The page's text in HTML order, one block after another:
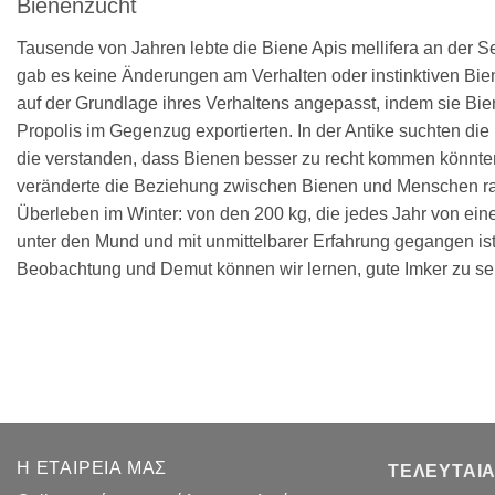
Bienenzucht
Tausende von Jahren lebte die Biene Apis mellifera an der
gab es keine Änderungen am Verhalten oder instinktiven
auf der Grundlage ihres Verhaltens angepasst, indem sie
Propolis im Gegenzug exportierten. In der Antike suchten
die verstanden, dass Bienen besser zu recht kommen
veränderte die Beziehung zwischen Bienen und Menschen
Überleben im Winter: von den 200 kg, die jedes Jahr von
unter den Mund und mit unmittelbarer Erfahrung gegangen
Beobachtung und Demut können wir lernen, gute Imker zu
Η ΕΤΑΙΡΕΊΑ ΜΑΣ